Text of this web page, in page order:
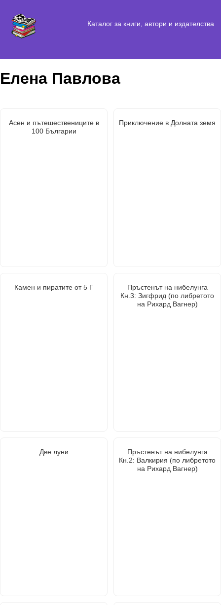
Каталог за книги, автори и издателства
Елена Павлова
Асен и пътешествениците в
100 Българии
Приключение в Долната земя
Камен и пиратите от 5 Г
Пръстенът на нибелунга
Кн.3: Зигфрид (по либретото
на Рихард Вагнер)
Две луни
Пръстенът на нибелунга
Кн.2: Валкирия (по либретото
на Рихард Вагнер)